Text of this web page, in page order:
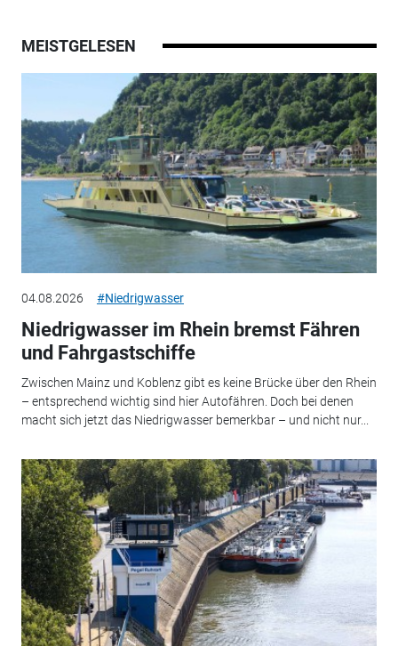
MEISTGELESEN
04.08.2026 #Niedrigwasser
Niedrigwasser im Rhein bremst Fähren
und Fahrgastschiffe
Zwischen Mainz und Koblenz gibt es keine Brücke über den Rhein
– entsprechend wichtig sind hier Autofähren. Doch bei denen
macht sich jetzt das Niedrigwasser bemerkbar – und nicht nur...